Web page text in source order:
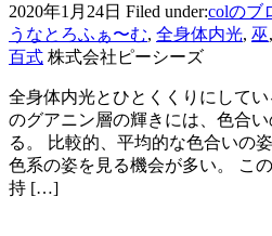
2020年1月24日 Filed under:colのブ
うなとろふぁ〜む, 全身体内光, 巫,
百式 株式会社ピーシーズ
全身体内光とひとくくりにして
のグアニン層の輝きには、色合
る。 比較的、平均的な色合いの
色系の姿を見る機会が多い。 こ
持 […]